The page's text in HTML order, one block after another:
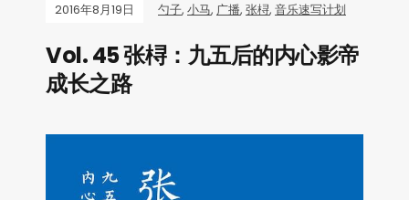
2016年8月19日 勺子, 小马, 广播, 张桪, 音乐速写计划
Vol. 45 张桪：九五后的内心影帝
成长之路